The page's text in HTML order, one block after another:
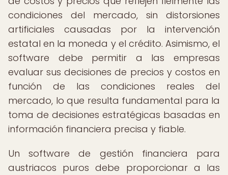
condiciones del mercado, sin distorsiones
artificiales causadas por la intervención
estatal en la moneda y el crédito. Asimismo, el
software debe permitir a las empresas
evaluar sus decisiones de precios y costos en
función de las condiciones reales del
mercado, lo que resulta fundamental para la
toma de decisiones estratégicas basadas en
información financiera precisa y fiable.
Un software de gestión financiera para
austriacos puros debe proporcionar a las